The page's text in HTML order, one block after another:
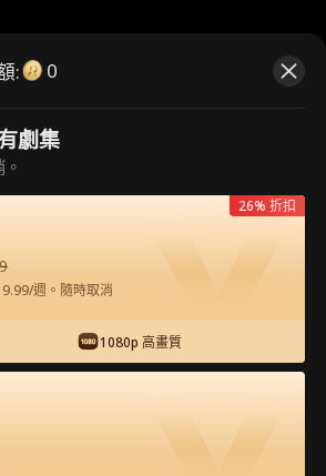
集。請解鎖後觀看。
: 0
劇集
週。隨時取消
1080p 高畫質
26% 折扣